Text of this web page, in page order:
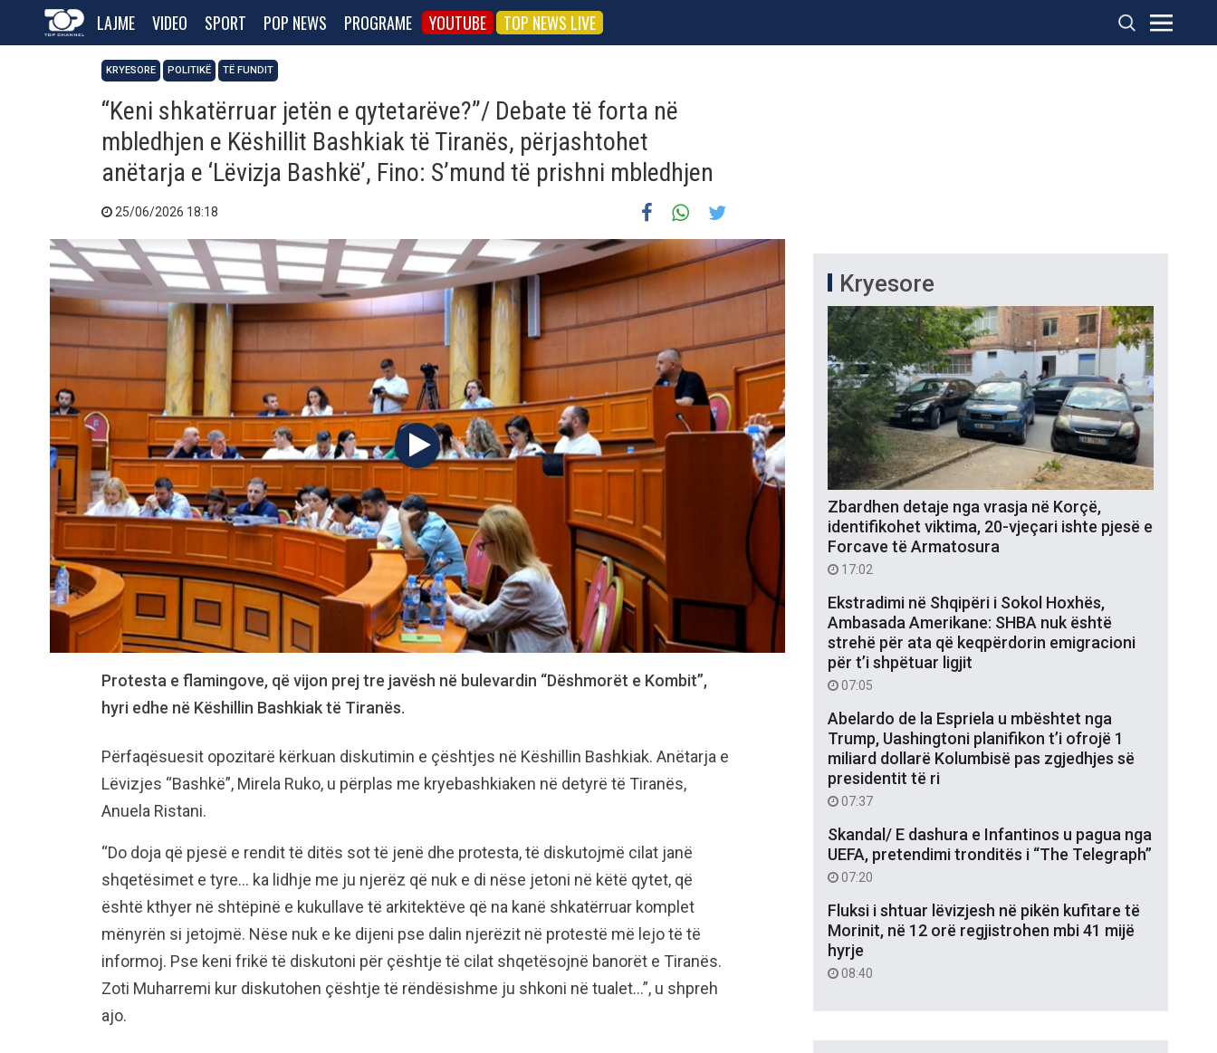
LAJME VIDEO SPORT POP NEWS PROGRAME YOUTUBE TOP NEWS LIVE
KRYESORE POLITIKË TË FUNDIT
“Keni shkatërruar jetën e qytetarëve?”/ Debate të forta në
mbledhjen e Këshillit Bashkiak të Tiranës, përjashtohet
anëtarja e ‘Lëvizja Bashkë’, Fino: S’mund të prishni mbledhjen
25/06/2026 18:18
Protesta e flamingove, që vijon prej tre javësh në bulevardin “Dëshmorët e Kombit”,
hyri edhe në Këshillin Bashkiak të Tiranës.
Përfaqësuesit opozitarë kërkuan diskutimin e çështjes në Këshillin Bashkiak. Anëtarja e
Lëvizjes “Bashkë”, Mirela Ruko, u përplas me kryebashkiaken në detyrë të Tiranës,
Anuela Ristani.
“Do doja që pjesë e rendit të ditës sot të jenë dhe protesta, të diskutojmë cilat janë
shqetësimet e tyre… ka lidhje me ju njerëz që nuk e di nëse jetoni në këtë qytet, që
është kthyer në shtëpinë e kukullave të arkitektëve që na kanë shkatërruar komplet
mënyrën si jetojmë. Nëse nuk e ke dijeni pse dalin njerëzit në protestë më lejo të të
informoj. Pse keni frikë të diskutoni për çështje të cilat shqetësojnë banorët e Tiranës.
Zoti Muharremi kur diskutohen çështje të rëndësishme ju shkoni në tualet…”, u shpreh
ajo.
Kryesore
Zbardhen detaje nga vrasja në Korçë,
identifikohet viktima, 20-vjeçari ishte pjesë e
Forcave të Armatosura
17:02
Ekstradimi në Shqipëri i Sokol Hoxhës,
Ambasada Amerikane: SHBA nuk është
strehë për ata që keqpërdorin emigracioni
për t’i shpëtuar ligjit
07:05
Abelardo de la Espriela u mbështet nga
Trump, Uashingtoni planifikon t’i ofrojë 1
miliard dollarë Kolumbisë pas zgjedhjes së
presidentit të ri
07:37
Skandal/ E dashura e Infantinos u pagua nga
UEFA, pretendimi tronditës i “The Telegraph”
07:20
Fluksi i shtuar lëvizjesh në pikën kufitare të
Morinit, në 12 orë regjistrohen mbi 41 mijë
hyrje
08:40